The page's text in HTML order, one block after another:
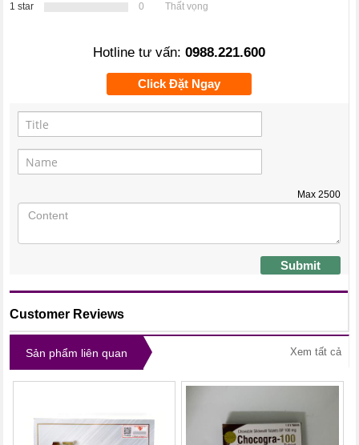
1 star
0 Thất vọng
Hotline tư vấn: 0988.221.600
Click Đặt Ngay
Max 2500
Submit
Customer Reviews
Sản phẩm liên quan Xem tất cả